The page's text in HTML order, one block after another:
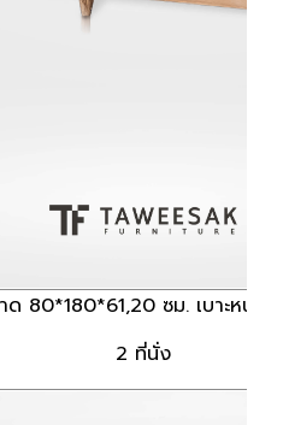
ด 80*180*61,20 ซม. เบาะหนา
2 ที่นั่ง